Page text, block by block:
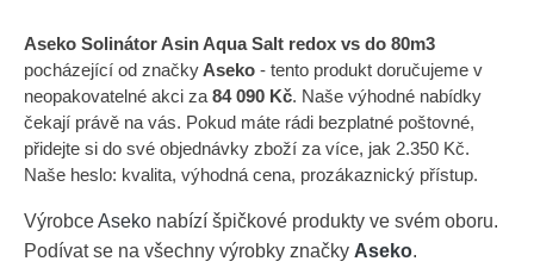
Aseko Solinátor Asin Aqua Salt redox vs do 80m3
pocházející od značky Aseko - tento produkt doručujeme v
neopakovatelné akci za 84 090 Kč. Naše výhodné nabídky
čekají právě na vás. Pokud máte rádi bezplatné poštovné,
přidejte si do své objednávky zboží za více, jak 2.350 Kč.
Naše heslo: kvalita, výhodná cena, prozákaznický přístup.
VýrobceAseko nabízí špičkové produkty ve svém oboru.
Podívat se na všechny výrobky značky Aseko.